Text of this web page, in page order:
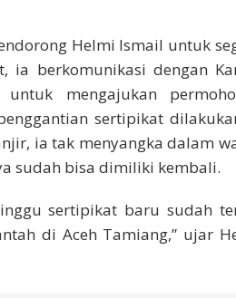
Helmi Ismail untuk
ia berkomunikasi dengan
mengajukan
sertipikat
ia tak menyangka dalam
sudah bisa dimiliki kembali.
sertipikat baru sudah
di Aceh Tamiang,” ujar